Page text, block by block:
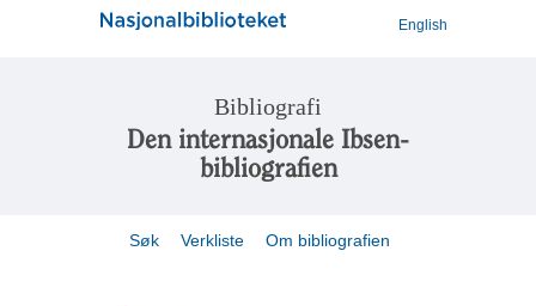
English
Bibliografi
Den internasjonale Ibsen-
bibliografien
Søk Verkliste Om bibliografien